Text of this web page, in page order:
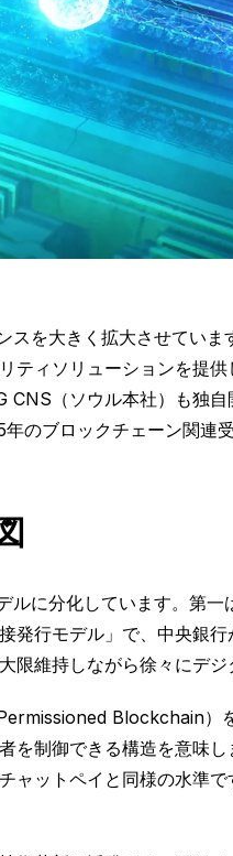
を大きく拡大させてい
ィソリューションを提
（ソウル本社）も独
のブロックチェーン関連
に分化しています。第
行モデル」で、中央銀
維持しながら徐々にデジ
Blockchain）
制御できる構造を意味
ットペイと同様の水準